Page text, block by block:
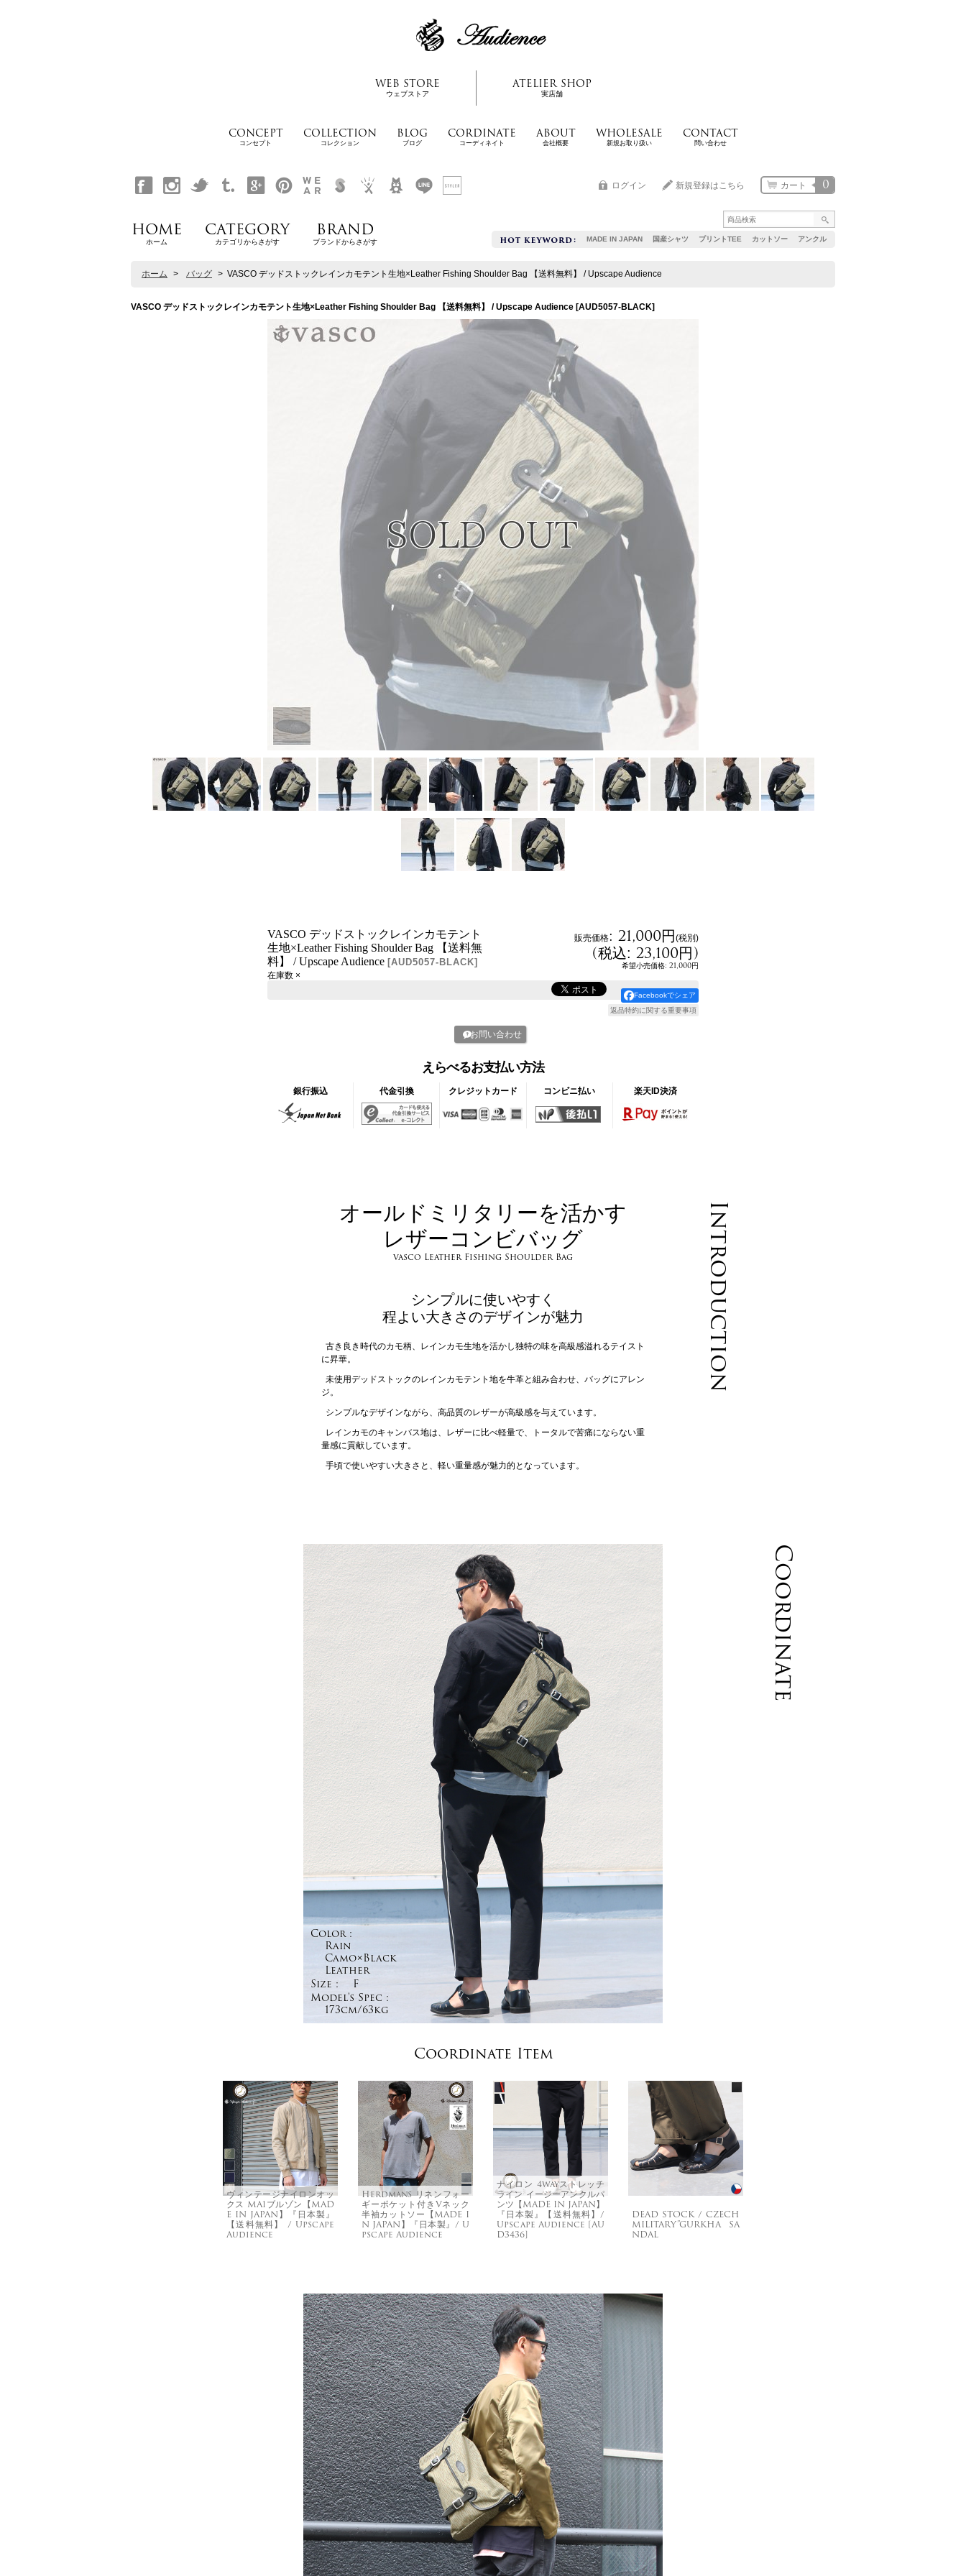
WEB STORE
ウェブストア
ATELIER SHOP
実店舗
CONCEPT
コンセプト
COLLECTION
コレクション
BLOG
ブログ
CORDINATE
コーディネイト
ABOUT
会社概要
WHOLESALE
新規お取り扱い
CONTACT
問い合わせ
MADE IN JAPAN 国産シャツ プリントTEE カットソー アンクル
0
カート
ログイン 新規登録はこちら
HOME
ホーム
CATEGORY
カテゴリからさがす
BRAND
ブランドからさがす
ホーム > バッグ > VASCO デッドストックレインカモテント生地×Leather Fishing Shoulder Bag 【送料無料】 / Upscape Audience
VASCO デッドストックレインカモテント生地×Leather Fishing Shoulder Bag 【送料無料】 / Upscape Audience [AUD5057-BLACK]
VASCO デッドストックレインカモテント
生地×Leather Fishing Shoulder Bag 【送料無
料】 / Upscape Audience [AUD5057-BLACK]
販売価格: 21,000円(税別)
(税込: 23,100円)
希望小売価格: 21,000円
在庫数 ×
Facebookでシェア
返品特約に関する重要事項
お問い合わせ
えらべるお支払い方法
銀行振込 代金引換 クレジットカード コンビニ払い 楽天ID決済
Introduction
オールドミリタリーを活かす
レザーコンビバッグ
vasco Leather Fishing Shoulder Bag
シンプルに使いやすく
程よい大きさのデザインが魅力
古き良き時代のカモ柄、レインカモ生地を活かし独特の味を高級感溢れるテイスト
に昇華。
未使用デッドストックのレインカモテント地を牛革と組み合わせ、バッグにアレン
ジ。
シンプルなデザインながら、高品質のレザーが高級感を与えています。
レインカモのキャンバス地は、レザーに比べ軽量で、トータルで苦痛にならない重
量感に貢献しています。
手頃で使いやすい大きさと、軽い重量感が魅力的となっています。
Coordinate
Color :
Rain
Camo×Black
Leather
Size :
F
Model's Spec :
173cm/63kg
Coordinate Item
ヴィンテージナイロンオッ
クス MA1ブルゾン【MAD
E IN JAPAN】『日本製』
【送料無料】 / Upscape
Audience
Herdmans リネンフォー
ギーポケット付きVネック
半袖カットソー【MADE I
N JAPAN】『日本製』/ U
pscape Audience
ナイロン 4wayストレッチ
ライン イージーアンクルパ
ンツ【MADE IN JAPAN】
『日本製』【送料無料】/
Upscape Audience [AU
D3436]
DEAD STOCK / CZECH
MILITARY”GURKHA SA
NDAL